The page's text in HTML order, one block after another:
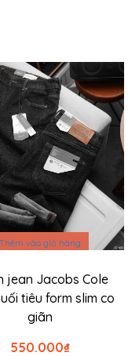
Thêm vào giỏ hàng
jean Jacobs Cole
tiêu form slim co
giãn
₫
550.000